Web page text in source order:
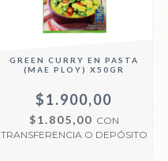
GREEN CURRY EN PASTA
(MAE PLOY) X50GR
$1.900,00
$1.805,00 CON
TRANSFERENCIA O DEPÓSITO